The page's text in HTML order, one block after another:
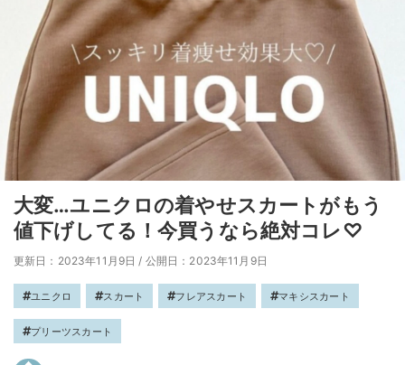
大変…ユニクロの着やせスカートがもう
値下げしてる！今買うなら絶対コレ♡
更新日：2023年11月9日 / 公開日：2023年11月9日
ユニクロ スカート フレアスカート マキシスカート
プリーツスカート